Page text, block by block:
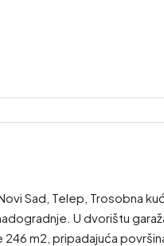
Sad, Telep, Trosobna
U dvorištu
m2, pripadajuća